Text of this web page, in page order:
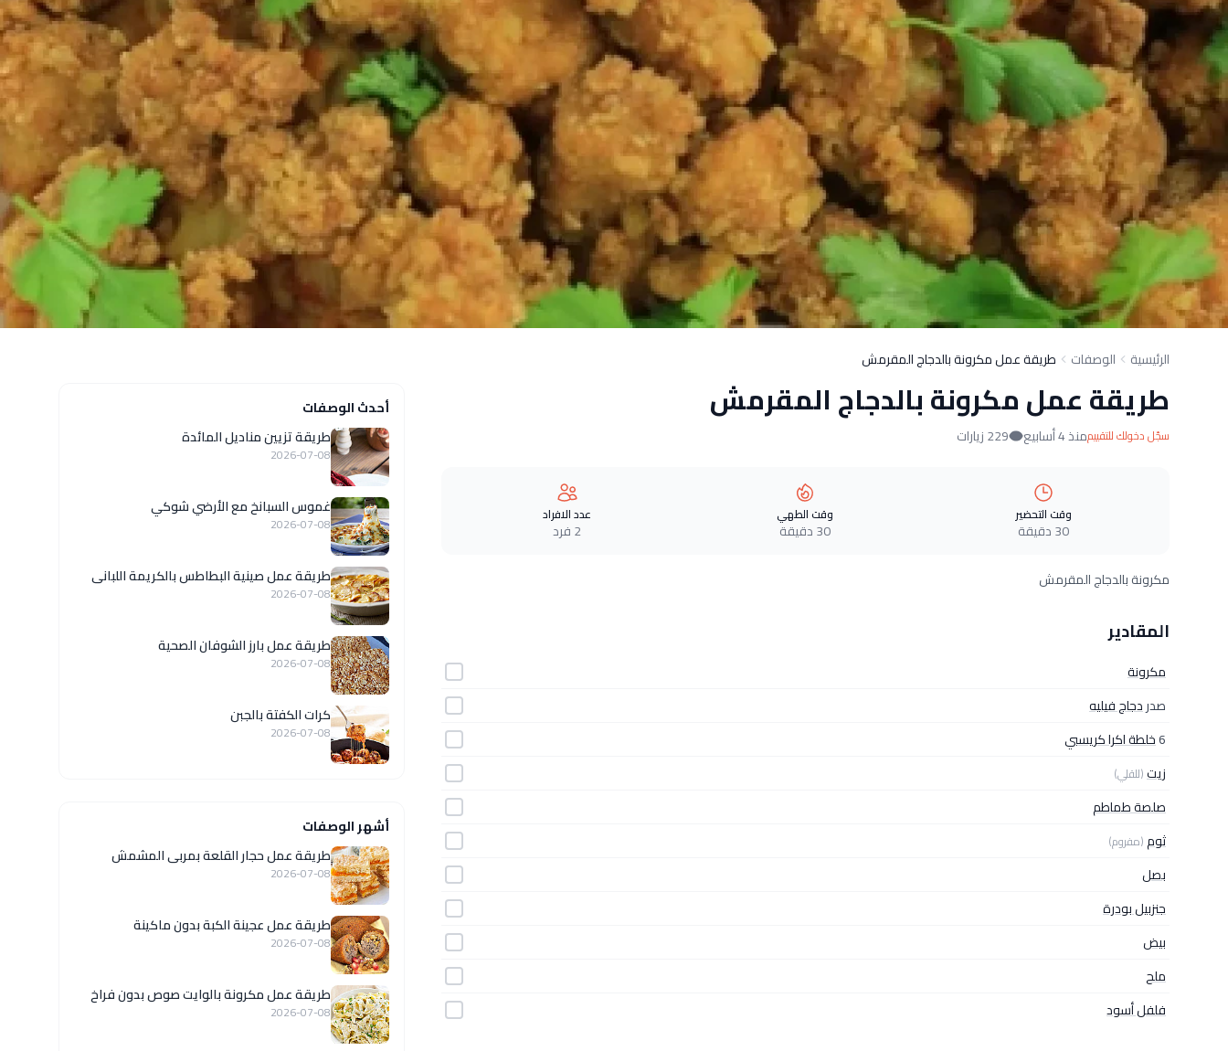
الرئيسية الوصفات طريقة عمل مكرونة بالدجاج المقرمش
طريقة عمل مكرونة بالدجاج المقرمش
سجّل دخولك للتقييممنذ 4 أسابيع 229 زيارات
وقت التحضير
30 دقيقة
وقت الطهي
30 دقيقة
عدد الافراد
2 فرد
مكرونة بالدجاج المقرمش
المقادير
مكرونة
صدردجاج فيليه
6خلطة اكرا كريسبي
زيت(للقلي)
صلصة طماطم
ثوم(مفروم)
بصل
جنزبيل بودرة
بيض
ملح
فلفل أسود
أحدث الوصفات
طريقة تزيين مناديل المائدة
2026-07-08
غموس السبانخ مع الأرضي شوكي
2026-07-08
طريقة عمل صينية البطاطس بالكريمة اللبانى
2026-07-08
طريقة عمل بارز الشوفان الصحية
2026-07-08
كرات الكفتة بالجبن
2026-07-08
أشهر الوصفات
طريقة عمل حجار القلعة بمربى المشمش
2026-07-08
طريقة عمل عجينة الكبة بدون ماكينة
2026-07-08
طريقة عمل مكرونة بالوايت صوص بدون فراخ
2026-07-08